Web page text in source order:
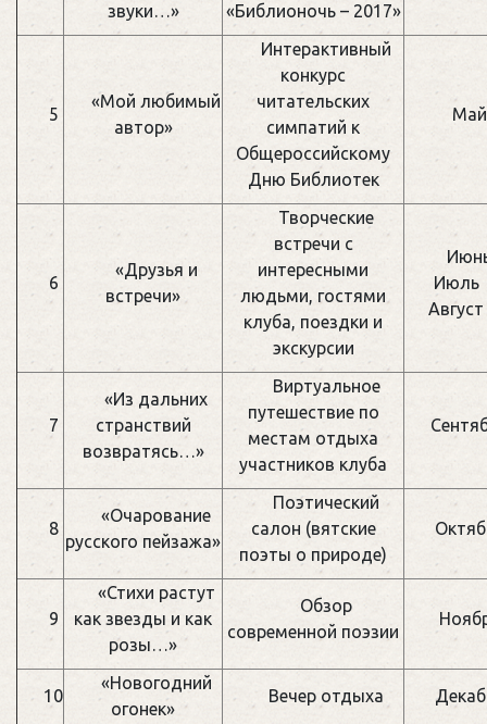
звуки…»
«Библионочь – 2017»
5
«Мой любимый
автор»
Интерактивный
конкурс
читательских
симпатий к
Общероссийскому
Дню Библиотек
Май
6
«Друзья и
встречи»
Творческие
встречи с
интересными
людьми, гостями
клуба, поездки и
экскурсии
Июль
Август
7
«Из дальних
странствий
возвратясь…»
Виртуальное
путешествие по
местам отдыха
участников клуба
8
«Очарование
русского пейзажа»
Поэтический
салон (вятские
поэты о природе)
9
«Стихи растут
как звезды и как
розы…»
Обзор
современной поэзии
10
«Новогодний
огонек»
Вечер отдыха